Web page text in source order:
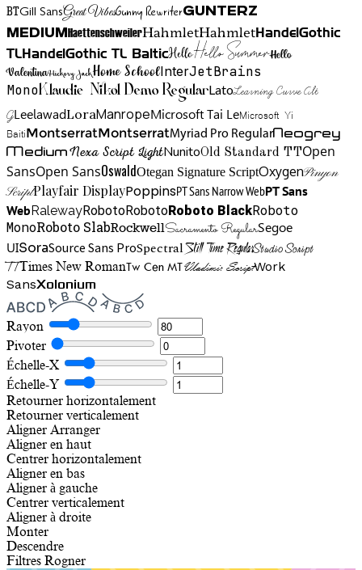
BTGill SansGreat VibesGunny RewriterGunterz
Medium HaettenschweilerHahmletHahmletHandelGothic
TLHandelGothic TL BalticHelloHello SummerHello
ValentinaHickory JackHome SchoolInterJetBrains
MonoKlaudie Nikol Demo RegularLatoLearning Curve Alt
GLeelawadLoraManropeMicrosoft Tai LeMicrosoft Yi
BaitiMontserratMontserratMyriad Pro RegularNeogrey
MediumNexa Script LightNunitoOld Standard TTOpen
SansOpen SansOswaldOtegan Signature ScriptOxygenPinyon
ScriptPlayfair DisplayPoppinsPT Sans Narrow WebPT Sans
WebRalewayRobotoRobotoRoboto BlackRoboto
MonoRoboto SlabRockwellSacramento RegularSegoe
UISoraSource Sans ProSpectralStill Time RegularStudio Script
TTTimes New RomanTw Cen MTVladimir ScriptWork
SansXolonium
Rayon
Pivoter
Échelle-X
Échelle-Y
Retourner horizontalement
Retourner verticalement
Aligner Arranger
Aligner en haut
Centrer horizontalement
Aligner en bas
Aligner à gauche
Centrer verticalement
Aligner à droite
Monter
Descendre
Filtres Rogner